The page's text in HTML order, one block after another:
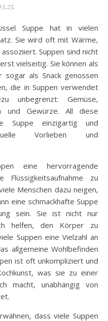
Sie wird oft mit Wärme,
Suppen sind nicht
vielseitig. Sie können als
als Snack genossen
die in Suppen verwendet
unbegrenzt: Gemüse,
und Gewürze. All diese
Suppe einzigartig und
Vorlieben und
eine hervorragende
Flüssigkeitsaufnahme zu
Menschen dazu neigen,
eine schmackhafte Suppe
sein. Sie ist nicht nur
helfen, den Körper zu
Suppen eine Vielzahl an
allgemeine Wohlbefinden
ist oft unkompliziert und
was sie zu einer
macht, unabhängig von
dass viele Suppen